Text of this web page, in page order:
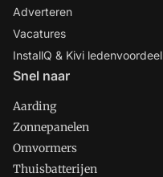
Adverteren
Vacatures
InstallQ & Kivi ledenvoordeel
Snel naar
Aarding
Zonnepanelen
Omvormers
Thuisbatterijen